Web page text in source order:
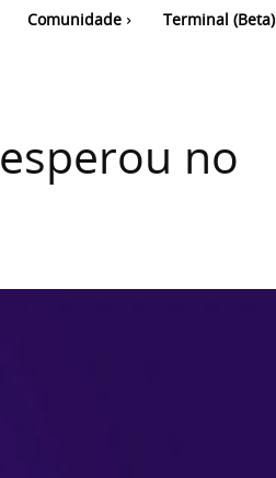
Comunidade Terminal (Beta)
no